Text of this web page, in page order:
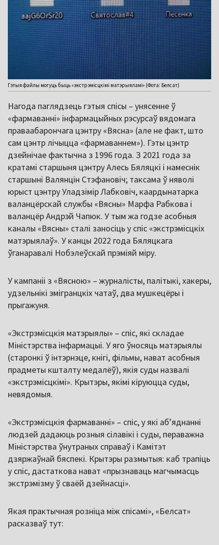
Гэтыя файлы могуць быць «экстрэмісцкімі матэрыяламі» (Фота: Белсат)
Нагода паглядзець гэтыя спісы – унясенне ў
«фармаванні» інфармацыйных рэсурсаў вядомага
праваабарончага цэнтру «Вясна» (але не факт, што
сам цэнтр лічыцца «фармаваннем»). Гэты цэнтр
дзейнічае фактычна з 1996 года. З 2021 года за
кратамі старшыня цэнтру Алесь Бяляцкі і намеснік
старшыні Валянцін Стэфановіч; таксама ў няволі
юрыст цэнтру Уладзімір Лабковіч, каардынатарка
валанцёрскай службы «Вясны» Марфа Рабкова і
валанцёр Андрэй Чапюк. У тым жа годзе асобныя
каналы «Вясны» сталі заносіць у спіс «экстрэмісцкіх
матэрыялаў». У канцы 2022 года Бяляцкага
ўганаравалі Нобэлеўскай прэміяй міру.
У кампаніі з «Вясною» – журналісты, палітыкі, хакеры,
удзельнікі эмігранцкіх чатаў, два мушкецёры і
прыгажуня.
«Экстрэмісцкія матэрыялы» – спіс, які складае
Міністэрства інфармацыі. У яго ўносяць матэрыялы
(старонкі ў інтэрнэце, кнігі, фільмы, нават асобныя
прадметы кшталту медалёў), якія суды назвалі
«экстрэмісцкімі». Крытэры, якімі кіруюцца суды,
невядомыя.
«Экстрэмісцкія фармаванні» – спіс, у які аб’яднанні
людзей дадаюць розныя сілавікі і суды, пераважна
Міністэрства ўнутраных справаў і Камітэт
дзяржаўнай бяспекі. Крытэры размытыя: каб трапіць
у спіс, дастаткова нават «прызнаваць магчымасць
экстрэмізму ў сваёй дзейнасці».
Якая практычная розніца між спісамі», «Белсат»
расказваў тут: